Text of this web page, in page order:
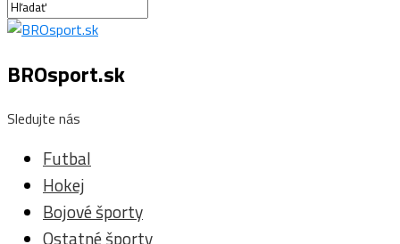
BROsport.sk
Sledujte nás
Futbal
Hokej
Bojové športy
Ostatné športy